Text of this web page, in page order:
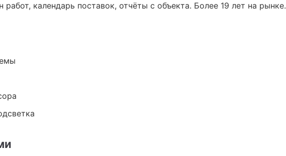
календарь поставок, отчёты с объекта. Более 19 лет на рынке.